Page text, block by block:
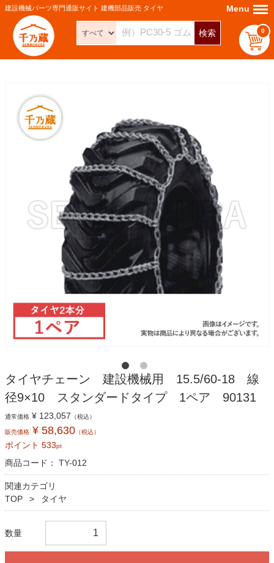
建設機械パーツ専門通販サイト 建機部品販売 タイヤ
検索 0
Menu Menu
タイヤチェーン 建設機械用 15.5/60-18 線
径9×10 スタンダードタイプ 1ペア 90131
通常価格 ¥ 123,057 （税込）
販売価格 ¥ 58,630 （税込）
ポイント 533pt
商品コード： TY-012
関連カテゴリ
TOP
タイヤ
数量